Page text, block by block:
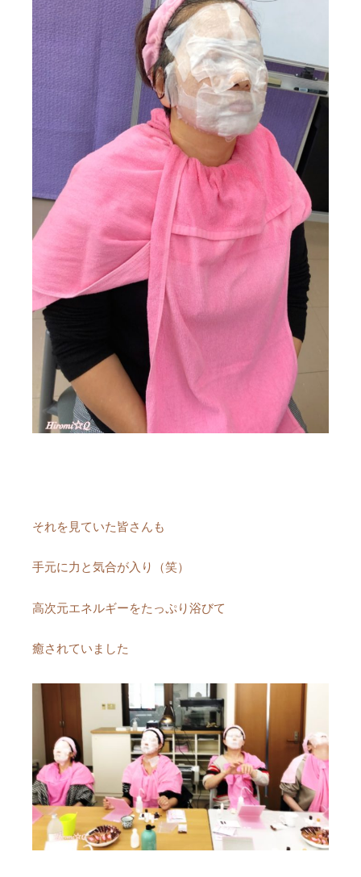
それを見ていた皆さんも
手元に力と気合が入り（笑）
高次元エネルギーをたっぷり浴びて
癒されていました